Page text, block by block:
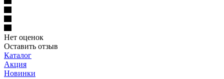
Нет оценок
Оставить отзыв
Каталог
Акция
Новинки